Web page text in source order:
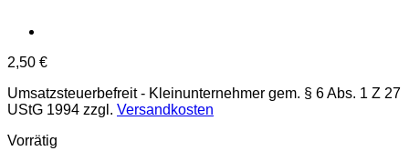
2,50 €
Umsatzsteuerbefreit - Kleinunternehmer gem. § 6 Abs. 1 Z 27
UStG 1994 zzgl. Versandkosten
Vorrätig